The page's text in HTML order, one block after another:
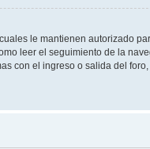
le mantienen autorizado
leer el seguimiento de la
con el ingreso o salida del